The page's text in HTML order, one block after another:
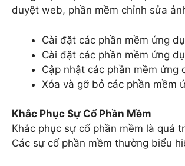
duyệt web, phần mềm chỉnh sửa
Cài đặt các phần mềm ứng
Cài đặt các phần mềm ứng
Cập nhật các phần mềm ứng
Xóa và gỡ bỏ các phần mềm
Khắc Phục Sự Cố Phần Mềm
Khắc phục sự cố phần mềm là quá
Các sự cố phần mềm thường biểu